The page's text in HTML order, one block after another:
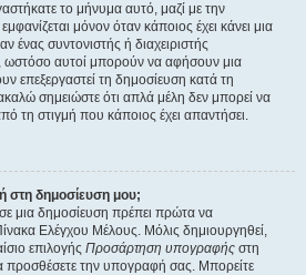
το μήνυμα αυτό, μαζί με την
μόνον όταν κάποιος έχει κάνει μια
ένας συντονιστής ή διαχειριστής
ωστόσο αυτοί μπορούν να αφήσουν μια
επεξεργαστεί τη δημοσίευση κατά τη
σημειώστε ότι απλά μέλη δεν μπορεί να
τη στιγμή που κάποιος έχει απαντήσει.
στη δημοσίευση μου;
μια δημοσίευση πρέπει πρώτα να
Ελέγχου Μέλους. Μόλις δημιουργηθεί,
επιλογής Προσάρτηση υπογραφής στη
προσθέσετε την υπογραφή σας. Μπορείτε